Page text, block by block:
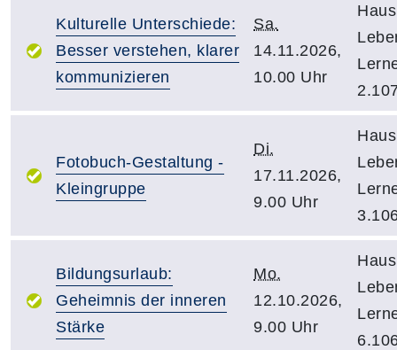
Kulturelle Unterschiede:
Besser verstehen, klarer
kommunizieren
Sa.
14.11.2026,
10.00 Uhr
Fotobuch-Gestaltung -
Kleingruppe
Di.
17.11.2026,
9.00 Uhr
Bildungsurlaub:
Geheimnis der inneren
Stärke
Mo.
12.10.2026,
9.00 Uhr